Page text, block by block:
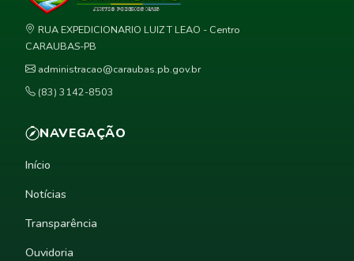
RUA EXPEDICIONARIO LUIZ T LEAO - Centro
CARAUBAS-PB
administracao@caraubas.pb.gov.br
(83) 3142-8503
NAVEGAÇÃO
Início
Notícias
Transparência
Ouvidoria